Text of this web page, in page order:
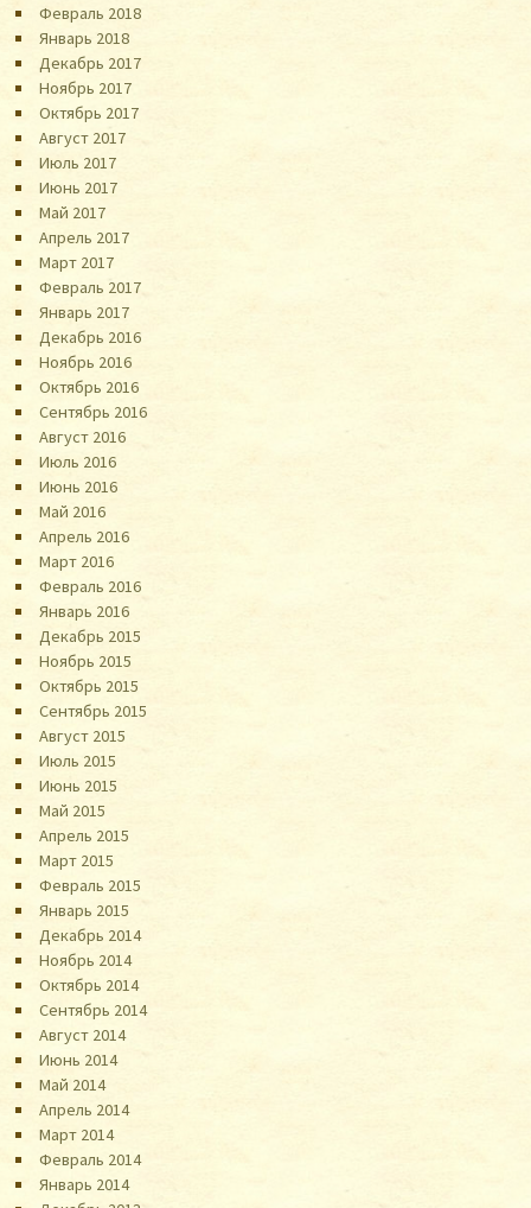
Февраль 2018
Январь 2018
Декабрь 2017
Ноябрь 2017
Октябрь 2017
Август 2017
Июль 2017
Июнь 2017
Май 2017
Апрель 2017
Март 2017
Февраль 2017
Январь 2017
Декабрь 2016
Ноябрь 2016
Октябрь 2016
Сентябрь 2016
Август 2016
Июль 2016
Июнь 2016
Май 2016
Апрель 2016
Март 2016
Февраль 2016
Январь 2016
Декабрь 2015
Ноябрь 2015
Октябрь 2015
Сентябрь 2015
Август 2015
Июль 2015
Июнь 2015
Май 2015
Апрель 2015
Март 2015
Февраль 2015
Январь 2015
Декабрь 2014
Ноябрь 2014
Октябрь 2014
Сентябрь 2014
Август 2014
Июнь 2014
Май 2014
Апрель 2014
Март 2014
Февраль 2014
Январь 2014